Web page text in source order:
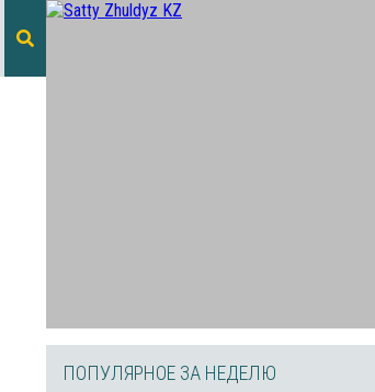
ПОПУЛЯРНОЕ ЗА НЕДЕЛЮ